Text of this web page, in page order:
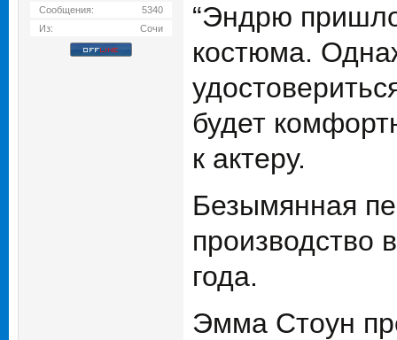
Сообщения:
5340
Из:
Сочи
“Эндрю
костюма.
будет
к актеру.
Безымянная
производство
года.
Эмма Стоун